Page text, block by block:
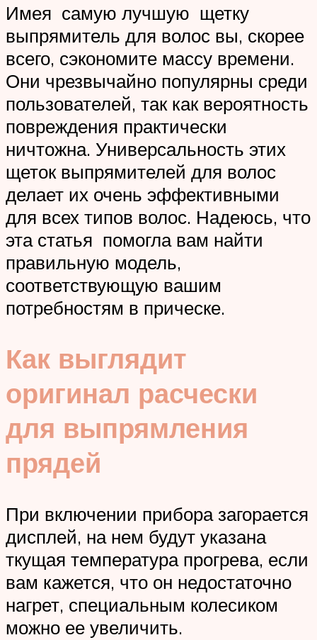
Имея самую лучшую щетку
выпрямитель для волос вы, скорее
всего, сэкономите массу времени.
Они чрезвычайно популярны среди
пользователей, так как вероятность
повреждения практически
ничтожна. Универсальность этих
щеток выпрямителей для волос
делает их очень эффективными
для всех типов волос. Надеюсь, что
эта статья помогла вам найти
правильную модель,
соответствующую вашим
потребностям в прическе.
Как выглядит
оригинал расчески
для выпрямления
прядей
При включении прибора загорается
дисплей, на нем будут указана
ткущая температура прогрева, если
вам кажется, что он недостаточно
нагрет, специальным колесиком
можно ее увеличить.